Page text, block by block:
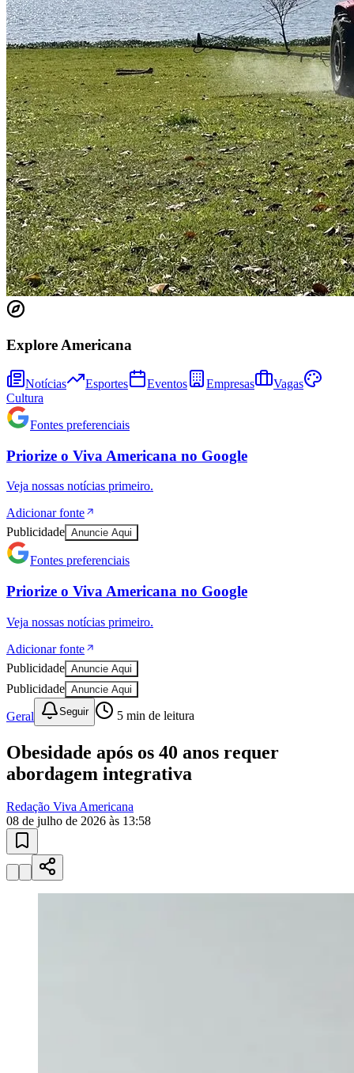
Sport
Juventude
Explore Americana
Notícias Esportes Eventos Empresas
Vagas
Cultura
Fontes preferenciais
Priorize o Viva Americana no Google
Veja nossas notícias primeiro.
Adicionar fonte
Publicidade Anuncie Aqui
Fontes preferenciais
Priorize o Viva Americana no Google
Veja nossas notícias primeiro.
Adicionar fonte
Publicidade Anuncie Aqui
Publicidade Anuncie Aqui
Geral Seguir 5 min de leitura
Obesidade após os 40 anos requer
abordagem integrativa
Redação Viva Americana
08 de julho de 2026 às 13:58